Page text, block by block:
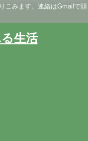
こみます。連絡はGmailで頭
生活